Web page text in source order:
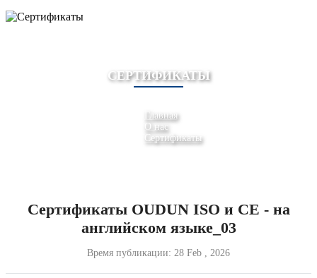
СЕРТИФИКАТЫ
Главная
О нас
Сертификаты
Сертификаты OUDUN ISO и CE - на
английском языке_03
Время публикации: 28 Feb , 2026